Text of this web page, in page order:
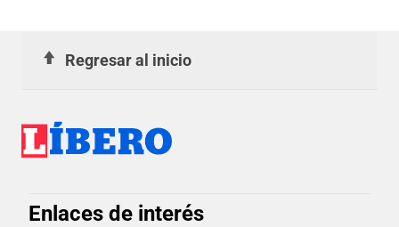
Regresar al inicio
Enlaces de interés